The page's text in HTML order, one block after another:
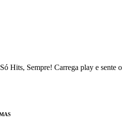
Hits, Sempre! Carrega play e sente o